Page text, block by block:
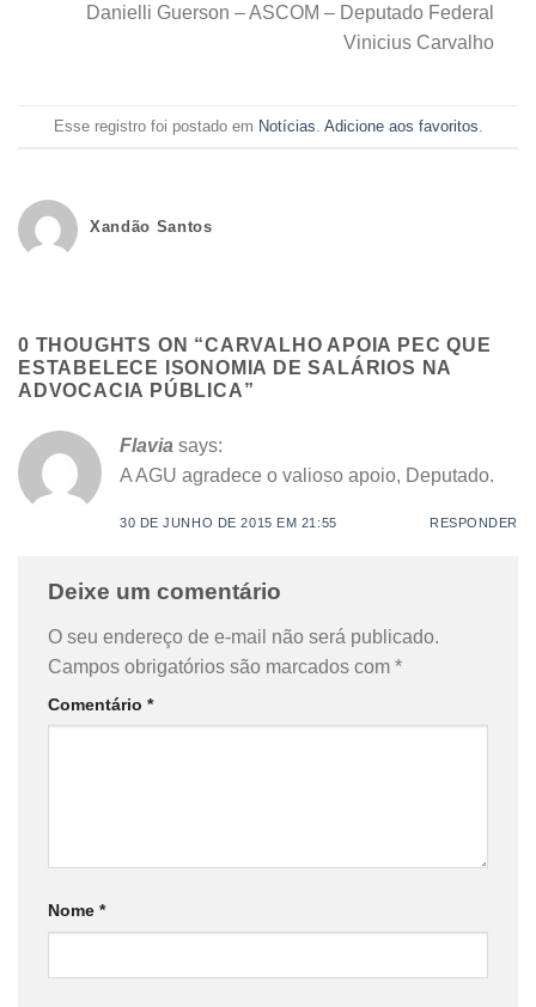
Danielli Guerson – ASCOM – Deputado Federal
Vinicius Carvalho
Esse registro foi postado em Notícias Adicione aos favoritos
Xandão Santos
0 THOUGHTS ON “CARVALHO APOIA PEC QUE
ESTABELECE ISONOMIA DE SALÁRIOS NA
ADVOCACIA PÚBLICA”
Flavia says:
A AGU agradece o valioso apoio, Deputado.
30 DE JUNHO DE 2015 EM 21:55 RESPONDER
Deixe um comentário
O seu endereço de e-mail não será publicado.
Campos obrigatórios são marcados com *
Comentário *
Nome *